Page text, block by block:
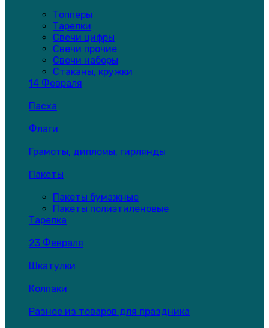
Топперы
Тарелки
Свечи цифры
Свечи прочие
Свечи наборы
Стаканы, кружки
14 Февраля
Пасха
Флаги
Грамоты, дипломы, гирлянды
Пакеты
Пакеты бумажные
Пакеты полиэтиленовые
Тарелка
23 Февраля
Шкатулки
Колпаки
Разное из товаров для праздника